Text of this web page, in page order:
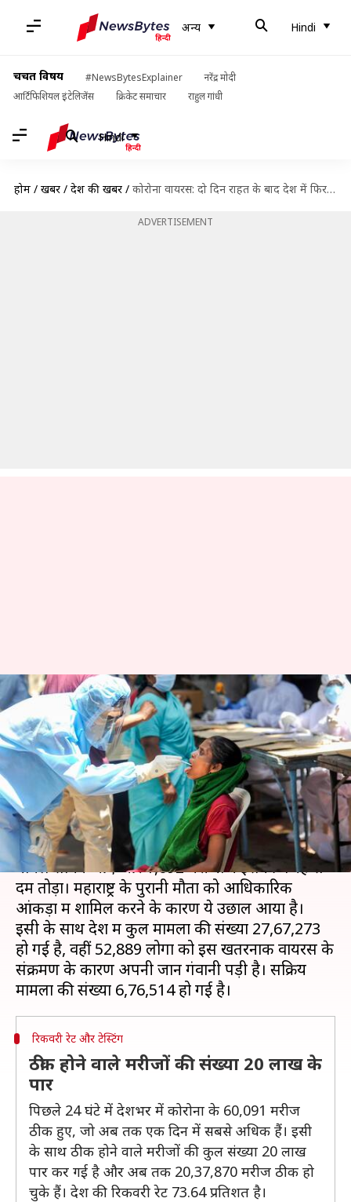
अन्य Hindi
चर्चित विषय #NewsBytesExplainer
नरेंद्र मोदी
आर्टिफिशियल इंटेलिजेंस
क्रिकेट समाचार राहुल गांधी
Hindi
होम / खबरें / देश की खबरें / कोरोना वायरस: दो दिन राहत के बाद देश में फिर 60,000 से अधिक नए मामले
ADVERTISEMENT
कोरोना वायरस: दो दिन राहत के बाद
देश में फिर 60,000 से अधिक नए
मामले
मुकुल तोमर Aug 19, 2020 10:56 am
क्या है खबर?
भारत में पिछले 24 घंटे में कोरोना वायरस के 64,531 नए
मामले सामने आए और 1,092 मरीजों ने इसकी वजह से
दम तोड़ा। महाराष्ट्र के पुरानी मौतों को आधिकारिक
आंकड़ों में शामिल करने के कारण ये उछाल आया है।
इसी के साथ देश में कुल मामलों की संख्या 27,67,273
हो गई है, वहीं 52,889 लोगों को इस खतरनाक वायरस के
संक्रमण के कारण अपनी जान गंवानी पड़ी है। सक्रिय
रिकवरी रेट और टेस्टिंग
ठीक होने वाले मरीजों की संख्या 20 लाख के
पार
पिछले 24 घंटे में देशभर में कोरोना के 60,091 मरीज
ठीक हुए, जो अब तक एक दिन में सबसे अधिक हैं। इसी
के साथ ठीक होने वाले मरीजों की कुल संख्या 20 लाख
पार कर गई है और अब तक 20,37,870 मरीज ठीक हो
चुके हैं। देश की रिकवरी रेट 73.64 प्रतिशत है।